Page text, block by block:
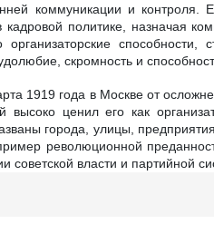
коммуникации и контроля.
кадровой политике, назначая
организаторские
скромность и
1919 года в Москве от
высоко ценил его как
города, улицы,
революционной
советской власти и партийной